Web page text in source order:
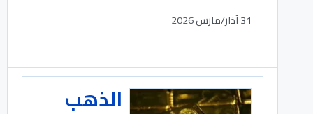
31 آذار/مارس 2026
الذهب